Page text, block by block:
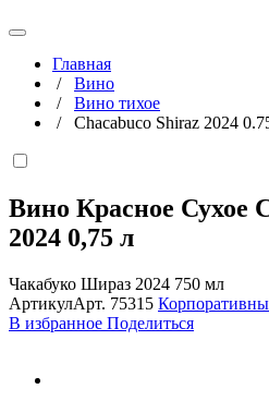
Главная
/ Вино
/ Вино тихое
/ Chacabuco Shiraz 2024
Вино Красное Сухое
2024 0,75 л
Чакабуко Шираз 2024 750 мл
АртикулАрт. 75315
В избранное Поделиться